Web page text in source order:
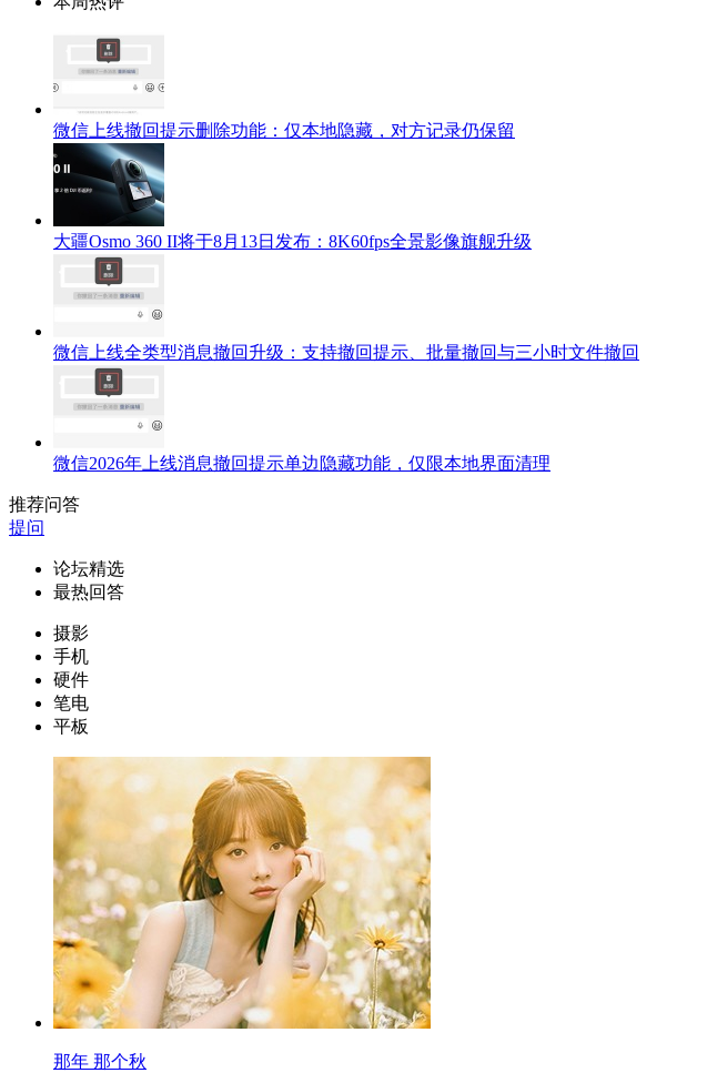
微信上线撤回提示删除功能：仅本地隐藏，对方记录仍保留
大疆Osmo 360 II将于8月13日发布：8K60fps全景影像旗舰升级
微信上线全类型消息撤回升级：支持撤回提示、批量撤回与三小时文件撤回
微信2026年上线消息撤回提示单边隐藏功能，仅限本地界面清理
推荐问答
提问
论坛精选
最热回答
摄影
手机
硬件
笔电
平板
那年 那个秋